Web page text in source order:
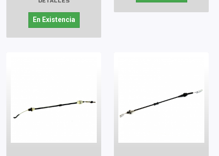
En Existencia